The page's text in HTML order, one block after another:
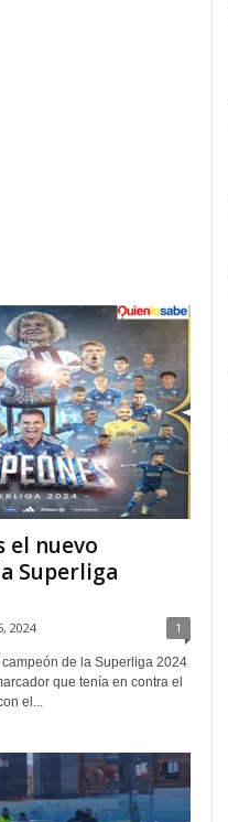
el nuevo
Superliga
2024 1
de la Superliga 2024
que tenía en contra el
el...